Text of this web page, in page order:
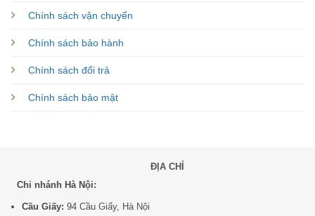
Chính sách vận chuyển
Chính sách bảo hành
Chính sách đổi trả
Chính sách bảo mật
ĐỊA CHỈ
Chi nhánh Hà Nội:
Cầu Giấy: 94 Cầu Giấy, Hà Nội